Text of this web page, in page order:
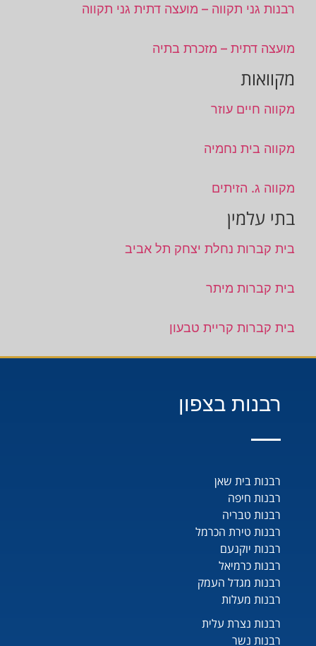
רבנות גני תקווה – מועצה דתית גני תקווה
מועצה דתית – מזכרת בתיה
מקוואות
מקווה חיים עוזר
מקווה בית נחמיה
מקווה ג. הזיתים
בתי עלמין
בית קברות נחלת יצחק תל אביב
בית קברות מיתר
בית קברות קריית טבעון
רבנות בצפון
רבנות בית שאן
רבנות חיפה
רבנות טבריה
רבנות טירת הכרמל
רבנות יוקנעם
רבנות כרמיאל
רבנות מגדל העמק
רבנות מעלות
רבנות נצרת עלית
רבנות נשר